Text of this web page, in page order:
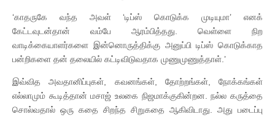
‘காதருகே வந்த அவள் ‘டிப்ஸ் கொடுக்க முடியுமா’ எனக்
கேட்டவுடன்தான் வம்பே ஆரம்பித்தது. வெள்ளை நிற
வாடிக்கையாளர்களை இன்னொருத்திக்கு அனுப்பி டிப்ஸ் கொடுக்காத
பன்றிகளை தன் தலையில் கட்டிவிடுவதாக முணுமுணுத்தாள்.’
இவ்வித அவதானிப்புகள், கவனங்கள், தோற்றங்கள், நோக்கங்கள்
எல்லாமும் கூடித்தான் மசாஜ் உலகை நிஜமாக்குகின்றன. நல்ல கருத்தை
சொல்வதால் ஒரு கதை சிறந்த சிறுகதை ஆகிவிடாது. அது படைப்பு